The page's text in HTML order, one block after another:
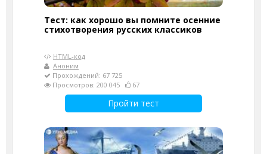
Тест: как хорошо вы помните осенние
стихотворения русских классиков
HTML-код
Аноним
Прохождений: 67 725
Просмотров: 200 045
67
Пройти тест